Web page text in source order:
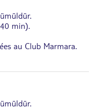
min).
au Club Marmara.